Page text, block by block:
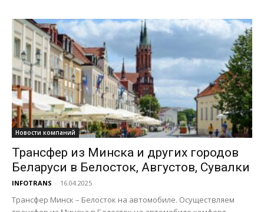
Новости компаний
Трансфер из Минска и других городов
Беларуси в Белосток, Августов, Сувалки
INFOTRANS - 16.04.2025
Трансфер Минск – Белосток на автомобиле. Осуществляем